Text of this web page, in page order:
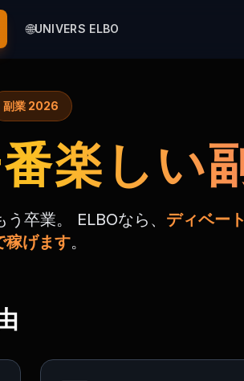
🌐UNIVERS ELBO
副業 2026
楽しい
卒業。 ELBOなら、 ディベー
稼げます。